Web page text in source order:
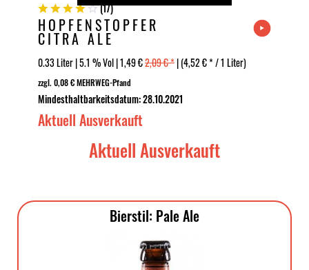
(17)
HOPFENSTOPFER
CITRA ALE
0.33 Liter | 5.1 % Vol | 1,49 €2,09 € *| (4,52 € * / 1 Liter)
zzgl. 0,08 € MEHRWEG-Pfand
Mindesthaltbarkeitsdatum: 28.10.2021
Aktuell Ausverkauft
Aktuell Ausverkauft
Bierstil: Pale Ale